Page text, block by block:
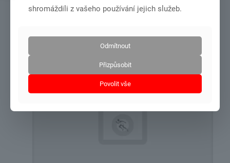
shromáždili z vašeho používání jejich služeb.
Odmítnout
Přizpůsobit
Povolit vše